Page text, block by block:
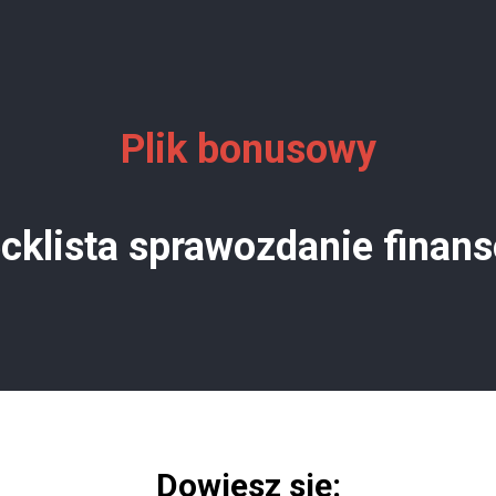
Plik bonusowy
sprawozdanie
Dowiesz się: